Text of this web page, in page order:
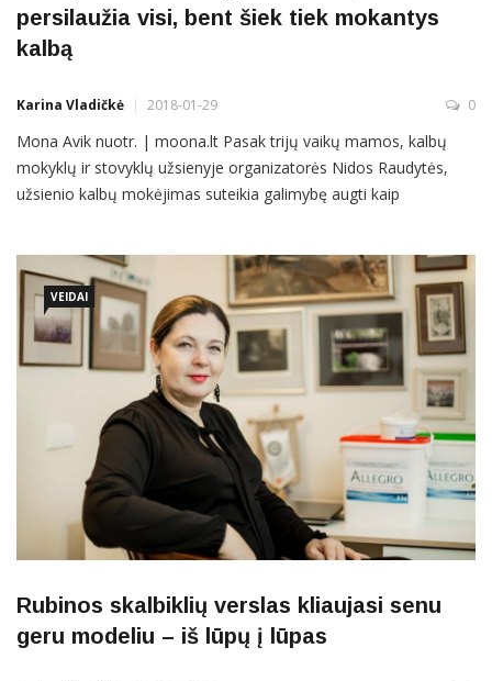
persilaužia visi, bent šiek tiek mokantys
kalbą
Karina Vladičkė 2018-01-29 0
Mona Avik nuotr. | moona.lt Pasak trijų vaikų mamos, kalbų
mokyklų ir stovyklų užsienyje organizatorės Nidos Raudytės,
užsienio kalbų mokėjimas suteikia galimybę augti kaip
serbų-kroatų kalbas mokanti vilnietė tikina, kad kalbos
VEIDAI
Rubinos skalbiklių verslas kliaujasi senu
geru modeliu – iš lūpų į lūpas